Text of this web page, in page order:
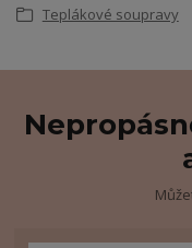
Teplákové soupravy